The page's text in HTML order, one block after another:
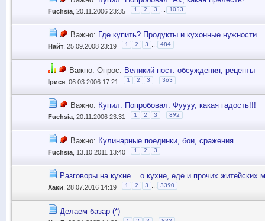
Fuchsia , 20.11.2006 23:35 1 2 3 1053
Важно: Где купить? Продукты и кухонные нужности
Найт , 25.09.2008 23:19 1 2 3 484
Важно: Опрос: Великий пост: обсуждения, рецепты
Iрися , 06.03.2006 17:21 1 2 3 363
Важно: Купил. Попробовал. Фуууу, какая гадость!!!
Fuchsia , 20.11.2006 23:31 1 2 3 892
Важно: Кулинарные поединки, бои, сражения....
Fuchsia , 13.10.2011 13:40 1 2 3
Разговоры на кухне... о кухне, еде и прочих житейских
Хаки , 28.07.2016 14:19 1 2 3 3390
Делаем базар (*)